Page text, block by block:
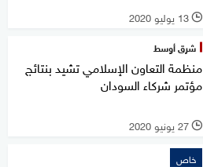
l 13 يوليو 2020
شرق أوسط
منظمة التعاون الإسلامي تشيد بنتائج
مؤتمر شركاء السودان
l 27 يونيو 2020
خاص